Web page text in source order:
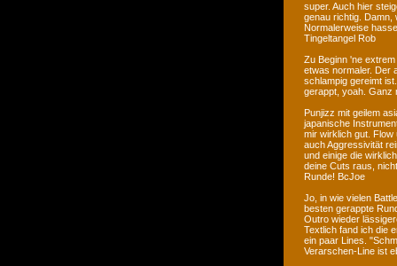
super. Auch hier
genau richtig. Damn,
Normalerweise
Tingeltangel Rob
Zu Beginn 'ne
etwas normaler. Der
schlampig gereimt
gerappt, yoah. Ganz
Punjizz mit geilem
japanische
mir wirklich gut.
auch Aggressivität
und einige die
deine Cuts raus,
Runde! BcJoe
Jo, in wie vielen
besten gerappte
Outro wieder
Textlich fand ich die
ein paar Lines.
Verarschen-Line ist